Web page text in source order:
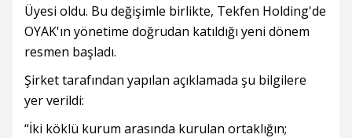
Üyesi oldu. Bu değişimle birlikte, Tekfen Holding'de
OYAK'ın yönetime doğrudan katıldığı yeni dönem
resmen başladı.
Şirket tarafından yapılan açıklamada şu bilgilere
yer verildi:
“İki köklü kurum arasında kurulan ortaklığın;